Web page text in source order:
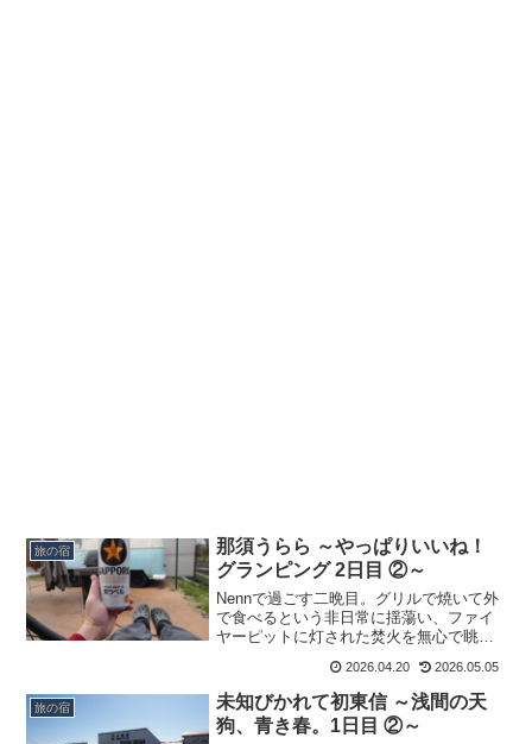
旅の宿
那須うらら ～やっぱりいいね！
グランピング 2日目 ②～
Nennで過ごす二晩目。グリルで焼いて外
で食べるという非日常に揺蕩い、ファイ
ヤーピットに灯された焚火を無心で眺め
の底から酔いしれます。
2026.04.20 2026.05.05
旅の宿
未知びかれて初東信 ～浅間の天
狗、青き春。1日目 ②～